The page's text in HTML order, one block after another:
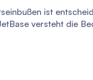
ist
versteht die